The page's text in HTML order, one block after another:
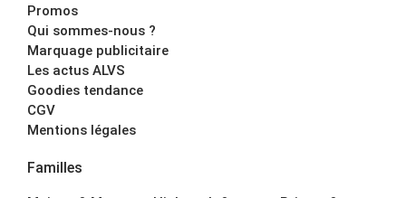
Promos
Qui sommes-nous ?
Marquage publicitaire
Les actus ALVS
Goodies tendance
CGV
Mentions légales
Familles